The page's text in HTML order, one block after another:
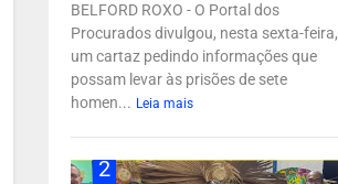
BELFORD ROXO - O Portal dos
Procurados divulgou, nesta sexta-feira,
um cartaz pedindo informações que
possam levar às prisões de sete
homen... Leia mais
2